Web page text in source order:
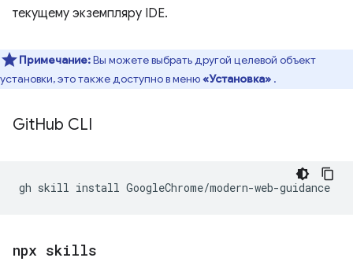
текущему экземпляру IDE.
Примечание:Вы можете выбрать другой целевой объект
установки, это также доступно в меню«Установка» .
GitHub CLI
gh skill install
npx skills